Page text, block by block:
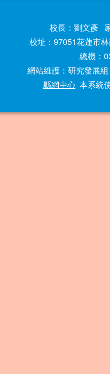
校長：劉文彥
校址：97051花蓮市
總機：
網站維護：研究發展
縣網中心本系統